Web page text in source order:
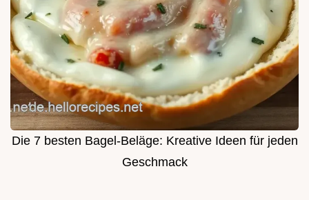
Die 7 besten Bagel-Beläge: Kreative Ideen für jeden
Geschmack